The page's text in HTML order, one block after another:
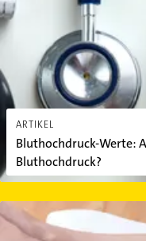
ARTIKEL
Bluthochdruck-Werte:
Bluthochdruck?
Venenleiden: Symptome